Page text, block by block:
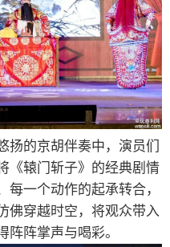
的京胡伴奏中，演员们
《辕门斩子》的经典剧情
一个动作的起承转合，
佛穿越时空，将观众带入
阵掌声与喝彩。